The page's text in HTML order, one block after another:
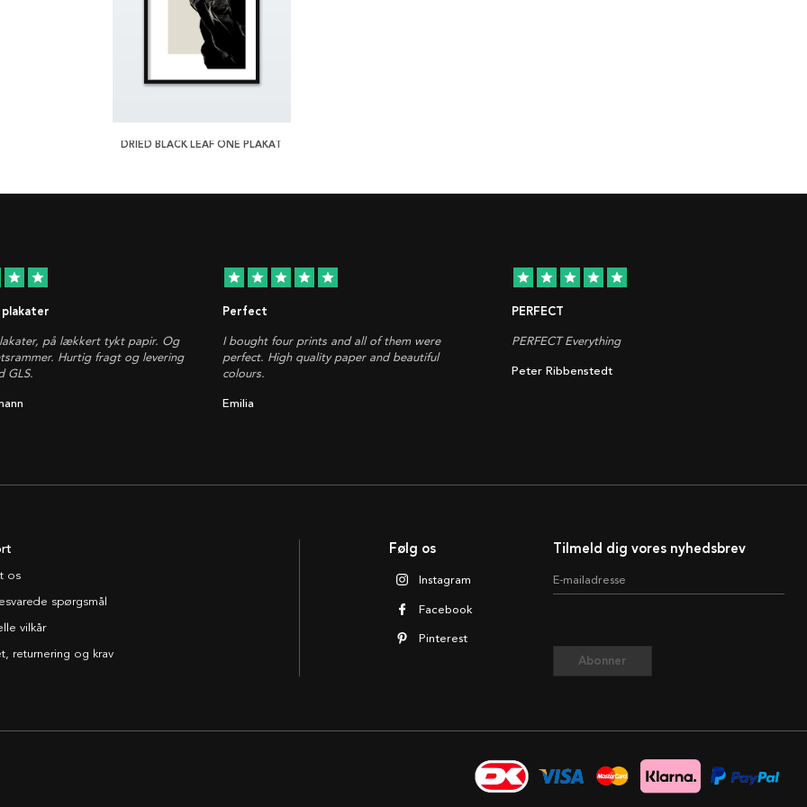
DRIED BLACK LEAF ONE PLAKAT
star star
på lækkert tykt papir. Og
Hurtig fragt og levering
GLS.
star star star star star
Perfect
I bought four prints and all of them were
perfect. High quality paper and beautiful
colours.
Emilia
star star star star star
PERFECT
PERFECT Everything
Peter Ribbenstedt
Tilmeld dig vores nyhedsbrev
E-mailadresse
Abonner
Følg os
Instagram
Facebook
Pinterest
os
spørgsmål
vilkår
returnering og krav